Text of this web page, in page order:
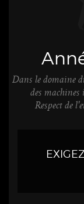
Dans le domaine
des
Respect de